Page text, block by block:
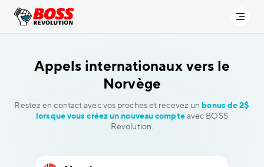
Appels internationaux vers le
Norvège
Restez en contact avec vos proches et recevez un bonus de 2$
lorsque vous créez un nouveau compteavec BOSS
Revolution.